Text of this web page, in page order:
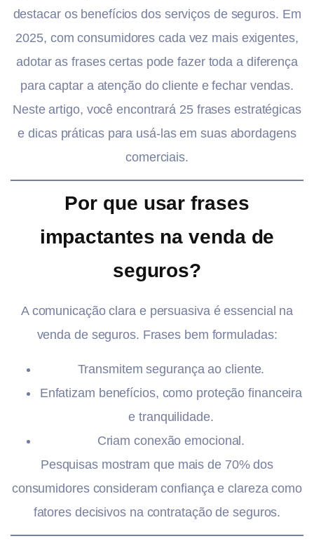
destacar os benefícios dos serviços de seguros. Em
2025, com consumidores cada vez mais exigentes,
adotar as frases certas pode fazer toda a diferença
para captar a atenção do cliente e fechar vendas.
Neste artigo, você encontrará 25 frases estratégicas
e dicas práticas para usá-las em suas abordagens
comerciais.
Por que usar frases
impactantes na venda de
seguros?
A comunicação clara e persuasiva é essencial na
venda de seguros. Frases bem formuladas:
Transmitem segurança ao cliente.
Enfatizam benefícios, como proteção financeira
e tranquilidade.
Criam conexão emocional.
Pesquisas mostram que mais de 70% dos
consumidores consideram confiança e clareza como
fatores decisivos na contratação de seguros.